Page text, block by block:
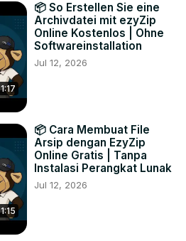
1:17
📦 So Erstellen Sie eine
Archivdatei mit ezyZip
Online Kostenlos | Ohne
Softwareinstallation
Jul 12, 2026
1:15
📦 Cara Membuat File
Arsip dengan EzyZip
Online Gratis | Tanpa
Instalasi Perangkat Lunak
Jul 12, 2026